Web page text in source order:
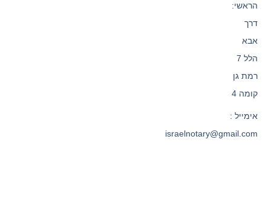
הראשי:
דרך
אבא
הלל 7
רמת גן
קומה 4
אימייל :
israelnotary@gmail.com